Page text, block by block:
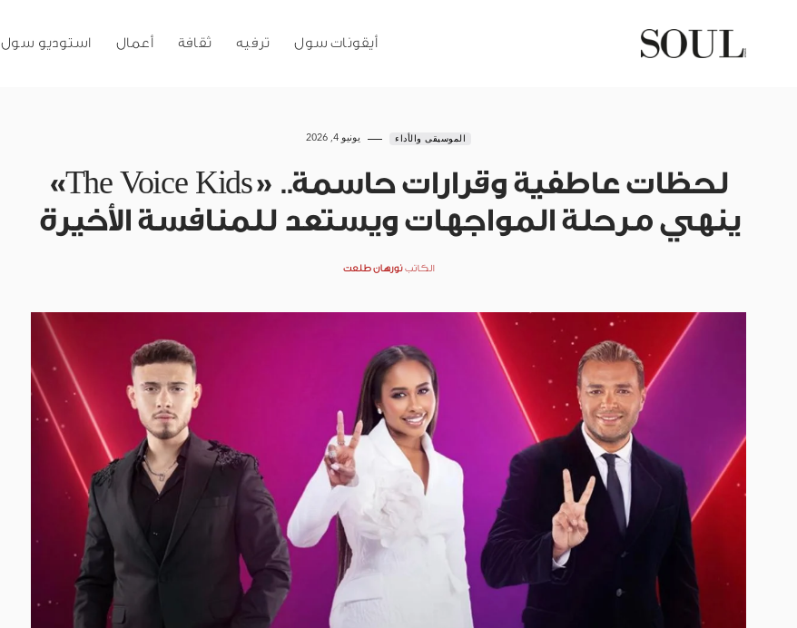
أيقونات سول ترفيه ثقافة أعمال استوديو سول
الموسيقى والأداء يونيو 4, 2026
لحظات عاطفية وقرارات حاسمة.. «The Voice Kids»
ينهي مرحلة المواجهات ويستعد للمنافسة الأخيرة
الكاتب نورهان طلعت